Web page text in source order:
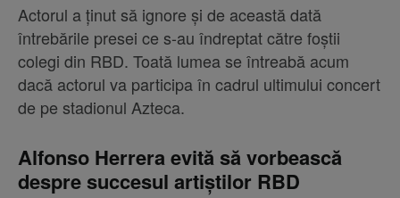
Actorul a ținut să ignore și de această dată
întrebările presei ce s-au îndreptat către foștii
colegi din RBD. Toată lumea se întreabă acum
dacă actorul va participa în cadrul ultimului concert
de pe stadionul Azteca.
Alfonso Herrera evită să vorbească
despre succesul artiștilor RBD